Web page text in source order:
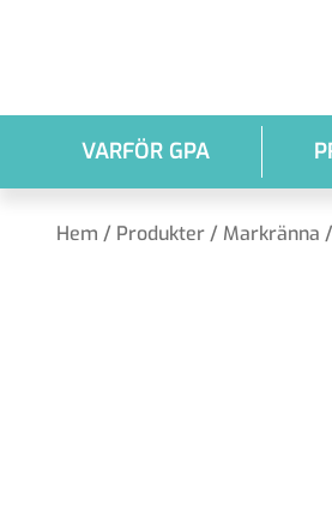
VARFÖR GPA
Hem / Produkter / Markränna /